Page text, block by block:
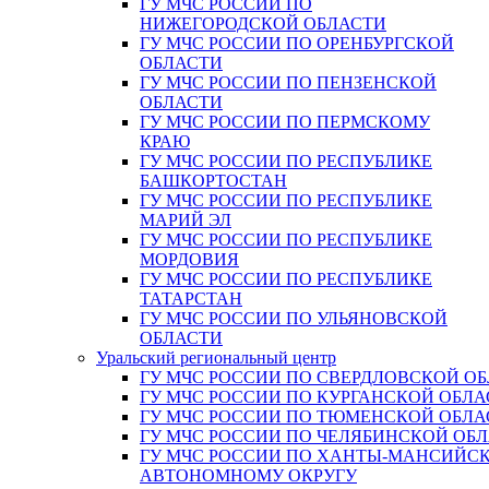
ГУ МЧС РОССИИ ПО
НИЖЕГОРОДСКОЙ ОБЛАСТИ
ГУ МЧС РОССИИ ПО ОРЕНБУРГСКОЙ
ОБЛАСТИ
ГУ МЧС РОССИИ ПО ПЕНЗЕНСКОЙ
ОБЛАСТИ
ГУ МЧС РОССИИ ПО ПЕРМСКОМУ
КРАЮ
ГУ МЧС РОССИИ ПО РЕСПУБЛИКЕ
БАШКОРТОСТАН
ГУ МЧС РОССИИ ПО РЕСПУБЛИКЕ
МАРИЙ ЭЛ
ГУ МЧС РОССИИ ПО РЕСПУБЛИКЕ
МОРДОВИЯ
ГУ МЧС РОССИИ ПО РЕСПУБЛИКЕ
ТАТАРСТАН
ГУ МЧС РОССИИ ПО УЛЬЯНОВСКОЙ
ОБЛАСТИ
Уральский региональный центр
ГУ МЧС РОССИИ ПО СВЕРДЛОВСКОЙ
ГУ МЧС РОССИИ ПО КУРГАНСКОЙ
ГУ МЧС РОССИИ ПО ТЮМЕНСКОЙ
ГУ МЧС РОССИИ ПО ЧЕЛЯБИНСКОЙ
ГУ МЧС РОССИИ ПО ХАНТЫ-
АВТОНОМНОМУ ОКРУГУ